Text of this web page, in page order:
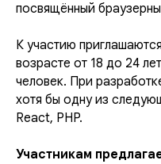
посвящённый
К участию
возрасте от 18 до 24
человек. При
хотя бы одну из
React, PHP.
Участникам